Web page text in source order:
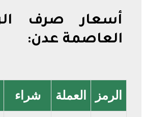
أسعار صرف
العاصمة عدن:
الرمز العملة شراء